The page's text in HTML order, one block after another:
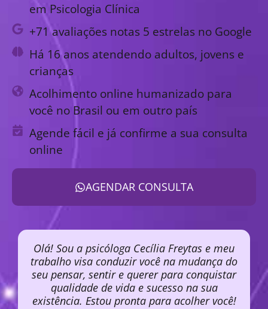
em Psicologia Clínica
+71 avaliações notas 5 estrelas no Google
Há 16 anos atendendo adultos, jovens e
crianças
Acolhimento online humanizado para
você no Brasil ou em outro país
Agende fácil e já confirme a sua consulta
online
AGENDAR CONSULTA
Olá! Sou a psicóloga Cecília Freytas e meu
trabalho visa conduzir você na mudança do
seu pensar, sentir e querer para conquistar
qualidade de vida e sucesso na sua
existência. Estou pronta para acolher você!